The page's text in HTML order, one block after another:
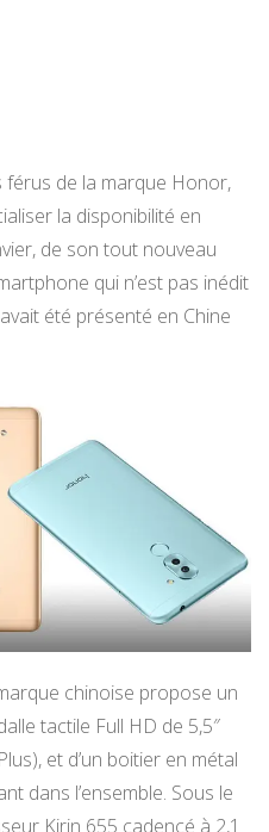
de la marque Honor,
la disponibilité en
de son tout nouveau
qui n’est pas inédit
été présenté en Chine
chinoise propose un
tactile Full HD de 5,5″
et d’un boitier en métal
dans l’ensemble. Sous le
Kirin 655 cadencé à 2,1